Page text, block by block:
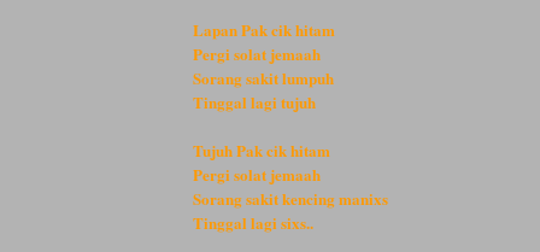
Lapan Pak cik hitam
Pergi solat jemaah
Sorang sakit lumpuh
Tinggal lagi tujuh
Tujuh Pak cik hitam
Pergi solat jemaah
Sorang sakit kencing manixs
Tinggal lagi sixs..